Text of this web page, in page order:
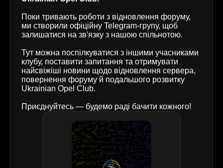
Поки тривають роботи з відновлення форуму,
ми створили офіційну Telegram-групу, щоб
залишатися на зв'язку з нашою спільнотою.
Тут можна поспілкуватися з іншими учасниками
клубу, поставити запитання та отримувати
найсвіжіші новини щодо відновлення сервера,
повернення форуму й подальшого розвитку
Ukrainian Opel Club.
Приєднуйтесь — будемо раді бачити кожного!